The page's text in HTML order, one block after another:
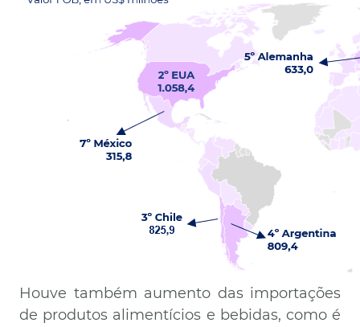
Houve também aumento das importações
de produtos alimentícios e bebidas, como é